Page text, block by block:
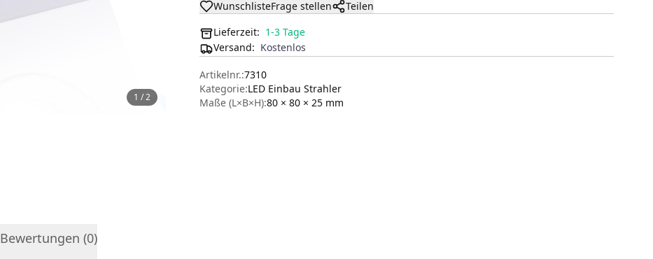
1 /2
WunschlisteFrage stellen
Teilen
Lieferzeit: 1-3 Tage
Versand: Kostenlos
Artikelnr.:7310
Kategorie:LED Einbau Strahler
Maße (L×B×H):80 × 80 × 25 mm
Bewertungen (0)